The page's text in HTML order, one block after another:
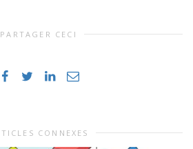
PARTAGER CECI
CONNEXES